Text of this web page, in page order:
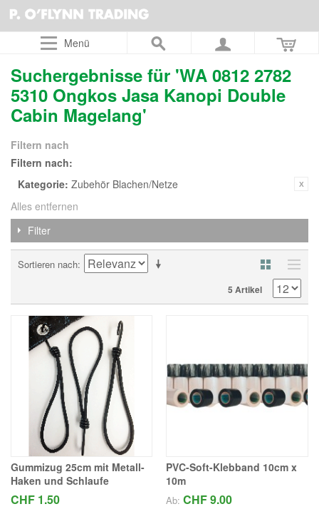
Menü
Suchergebnisse für 'WA 0812 2782
5310 Ongkos Jasa Kanopi Double
Cabin Magelang'
Filtern nach
Filtern nach:
Kategorie: Zubehör Blachen/Netze
Alles entfernen
Filter
Sortieren nach
5 Artikel
Gummizug 25cm mit Metall-
Haken und Schlaufe
CHF 1.50
PVC-Soft-Klebband 10cm x
10m
Ab: CHF 9.00